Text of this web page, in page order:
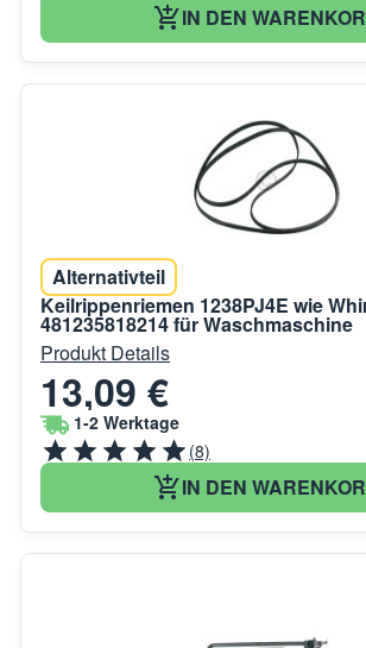
IN DEN
Alternativteil
Keilrippenriemen 1238PJ4E wie
481235818214 für Waschmaschine
Produkt Details
13,09 €
1-2 Werktage
(8)
IN DEN